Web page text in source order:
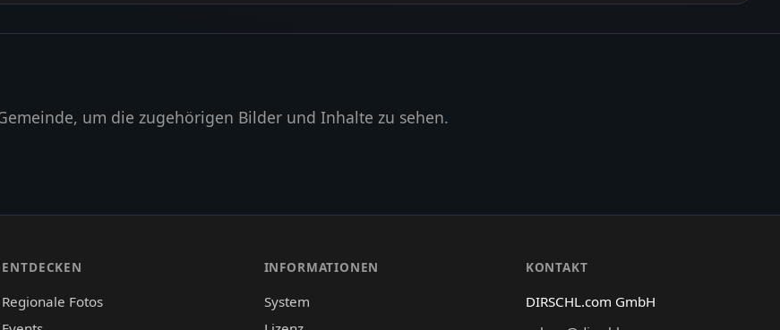
um die zugehörigen Bilder und Inhalte zu sehen.
ENTDECKEN
Regionale Fotos
INFORMATIONEN
System
KONTAKT
DIRSCHL.com GmbH